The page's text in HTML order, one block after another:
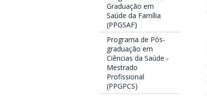
Graduação em
Saúde da Família
(PPGSAF)
Programa de Pós-
graduação em
Ciências da Saúde -
Mestrado
Profissional
(PPGPCS)